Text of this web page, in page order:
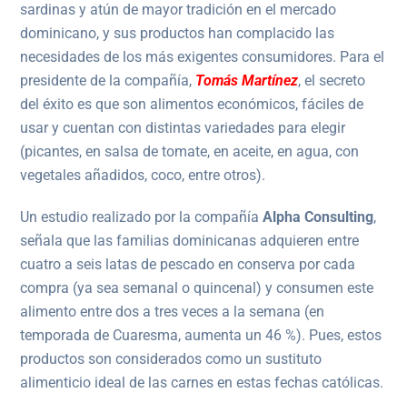
sardinas y atún de mayor tradición en el mercado
dominicano, y sus productos han complacido las
necesidades de los más exigentes consumidores. Para el
presidente de la compañía, Tomás Martínez, el secreto
del éxito es que son alimentos económicos, fáciles de
usar y cuentan con distintas variedades para elegir
(picantes, en salsa de tomate, en aceite, en agua, con
vegetales añadidos, coco, entre otros).
Un estudio realizado por la compañíaAlpha Consulting,
señala que las familias dominicanas adquieren entre
cuatro a seis latas de pescado en conserva por cada
compra (ya sea semanal o quincenal) y consumen este
alimento entre dos a tres veces a la semana (en
temporada de Cuaresma, aumenta un 46 %). Pues, estos
productos son considerados como un sustituto
alimenticio ideal de las carnes en estas fechas católicas.